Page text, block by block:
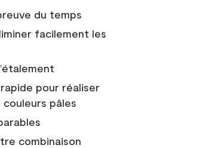
du temps
facilement les
pour réaliser
pâles
combinaison